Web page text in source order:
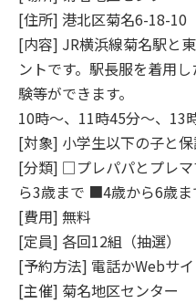
[住所] 港北区菊名6-18-10
[内容] JR横浜線菊名駅と
ントです。駅長服を着用
験等ができます。
10時～、11時45分～、13
[対象] 小学生以下の子と
[分類] □プレパパとプレ
ら3歳まで ■4歳から6歳ま
[費用] 無料
[定員] 各回12組（抽選）
[予約方法] 電話かWebサ
[主催] 菊名地区センター